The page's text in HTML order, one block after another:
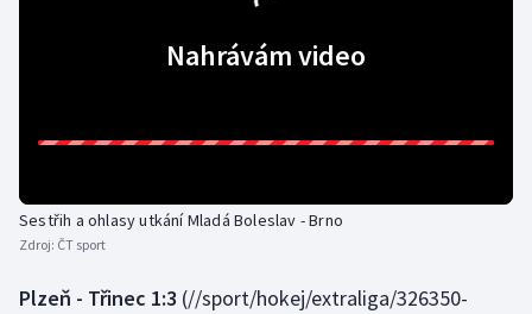
Nahrávám video
Sestřih a ohlasy utkání Mladá Boleslav - Brno
Zdroj: ČT sport
Plzeň - Třinec 1:3 (//sport/hokej/extraliga/326350-